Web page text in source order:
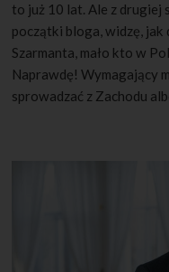
to już 10 lat. Ale z drugiej
początki bloga, widzę, jak
Szarmanta, mało kto w
Naprawdę! Wymagający
sprowadzać z Zachodu